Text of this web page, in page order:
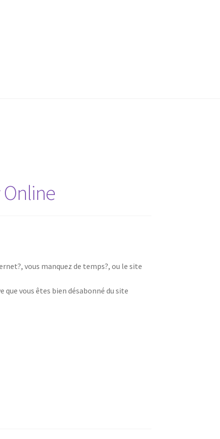
vous manquez de temps?, ou le site
vous êtes bien désabonné du site